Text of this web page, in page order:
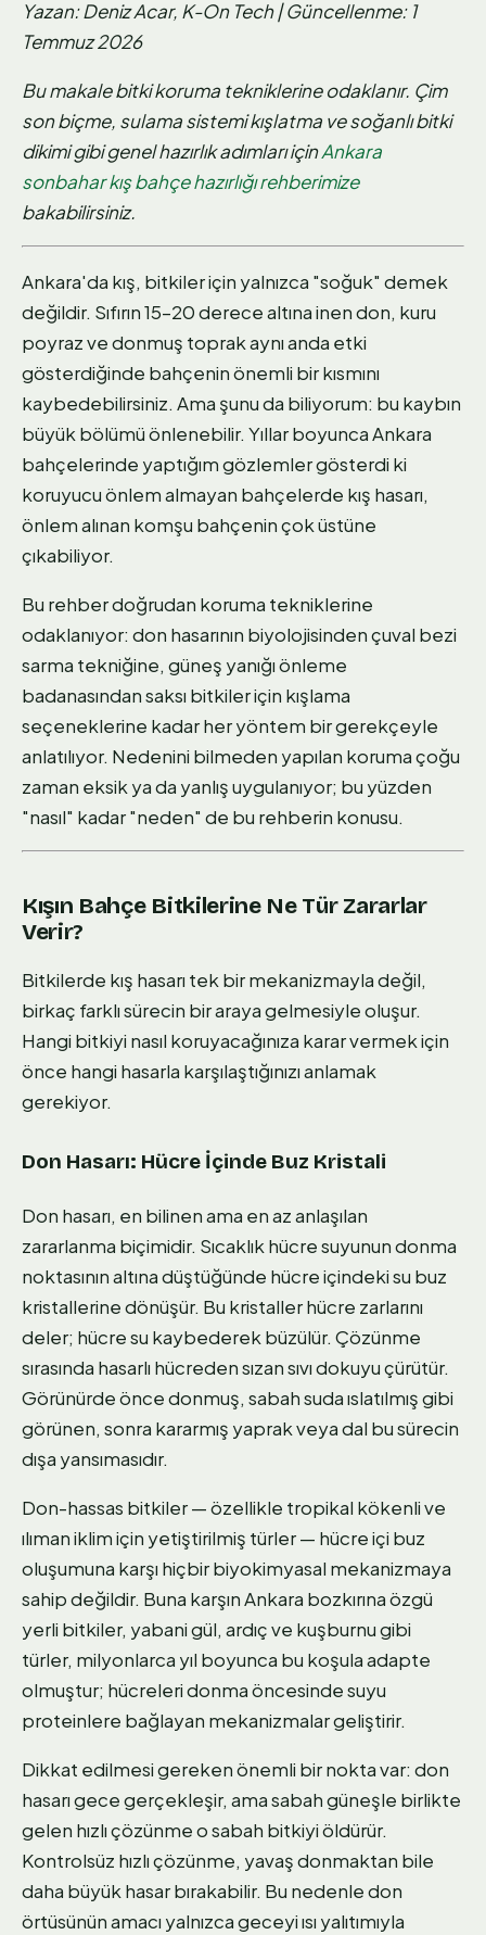
Yazan: Deniz Acar, K-On Tech | Güncellenme: 1
Temmuz 2026
Bu makale bitki koruma tekniklerine odaklanır. Çim
son biçme, sulama sistemi kışlatma ve soğanlı bitki
dikimi gibi genel hazırlık adımları içinAnkara
sonbahar kış bahçe hazırlığı rehberimize
bakabilirsiniz.
Ankara'da kış, bitkiler için yalnızca "soğuk" demek
değildir. Sıfırın 15–20 derece altına inen don, kuru
poyraz ve donmuş toprak aynı anda etki
gösterdiğinde bahçenin önemli bir kısmını
kaybedebilirsiniz. Ama şunu da biliyorum: bu kaybın
büyük bölümü önlenebilir. Yıllar boyunca Ankara
bahçelerinde yaptığım gözlemler gösterdi ki
koruyucu önlem almayan bahçelerde kış hasarı,
önlem alınan komşu bahçenin çok üstüne
çıkabiliyor.
Bu rehber doğrudan koruma tekniklerine
odaklanıyor: don hasarının biyolojisinden çuval bezi
sarma tekniğine, güneş yanığı önleme
badanasından saksı bitkiler için kışlama
seçeneklerine kadar her yöntem bir gerekçeyle
anlatılıyor. Nedenini bilmeden yapılan koruma çoğu
zaman eksik ya da yanlış uygulanıyor; bu yüzden
"nasıl" kadar "neden" de bu rehberin konusu.
Kışın Bahçe Bitkilerine Ne Tür Zararlar
Verir?
Bitkilerde kış hasarı tek bir mekanizmayla değil,
birkaç farklı sürecin bir araya gelmesiyle oluşur.
Hangi bitkiyi nasıl koruyacağınıza karar vermek için
önce hangi hasarla karşılaştığınızı anlamak
gerekiyor.
Don Hasarı: Hücre İçinde Buz Kristali
Don hasarı, en bilinen ama en az anlaşılan
zararlanma biçimidir. Sıcaklık hücre suyunun donma
noktasının altına düştüğünde hücre içindeki su buz
kristallerine dönüşür. Bu kristaller hücre zarlarını
deler; hücre su kaybederek büzülür. Çözünme
sırasında hasarlı hücreden sızan sıvı dokuyu çürütür.
Görünürde önce donmuş, sabah suda ıslatılmış gibi
görünen, sonra kararmış yaprak veya dal bu sürecin
dışa yansımasıdır.
Don-hassas bitkiler — özellikle tropikal kökenli ve
ılıman iklim için yetiştirilmiş türler — hücre içi buz
oluşumuna karşı hiçbir biyokimyasal mekanizmaya
sahip değildir. Buna karşın Ankara bozkırına özgü
yerli bitkiler, yabani gül, ardıç ve kuşburnu gibi
türler, milyonlarca yıl boyunca bu koşula adapte
olmuştur; hücreleri donma öncesinde suyu
proteinlere bağlayan mekanizmalar geliştirir.
Dikkat edilmesi gereken önemli bir nokta var: don
hasarı gece gerçekleşir, ama sabah güneşle birlikte
gelen hızlı çözünme o sabah bitkiyi öldürür.
Kontrolsüz hızlı çözünme, yavaş donmaktan bile
daha büyük hasar bırakabilir. Bu nedenle don
örtüsünün amacı yalnızca geceyi ısı yalıtımıyla